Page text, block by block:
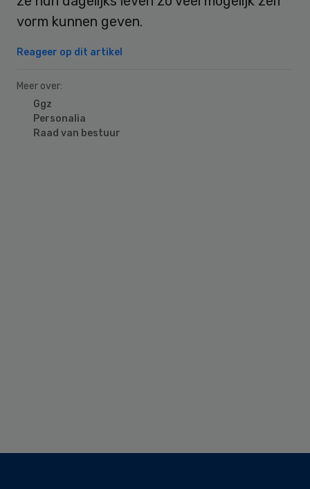
vorm kunnen geven.
Reageer op dit artikel
Meer over:
Ggz
Personalia
Raad van bestuur